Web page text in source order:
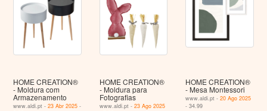
HOME CREATION®
- Moldura com
Armazenamento
www.aldi.pt -23 Abr 2025 -
HOME CREATION®
- Moldura para
Fotografias
www.aldi.pt - 23 Ago 2025
HOME CREATION®
- Mesa Montessori
www.aldi.pt -20 Ago 2025
- 34.99